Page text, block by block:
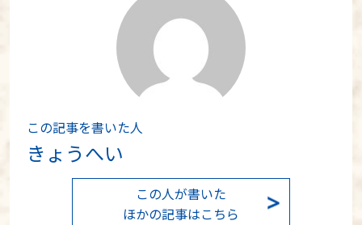
この記事を書いた人
きょうへい
この人が書いた
ほかの記事はこちら